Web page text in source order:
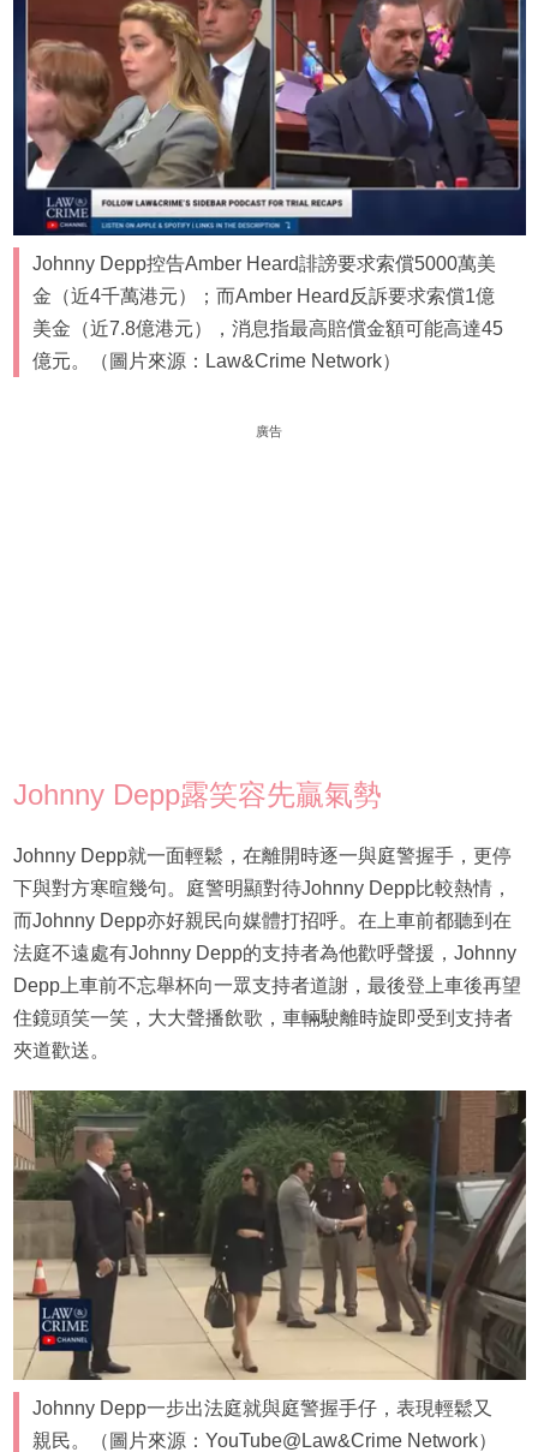
Johnny Depp控告Amber Heard誹謗要求索償5000萬美
金（近4千萬港元）；而Amber Heard反訴要求索償1億
美金（近7.8億港元），消息指最高賠償金額可能高達45
億元。（圖片來源：Law&Crime Network）
廣告
Johnny Depp露笑容先贏氣勢
Johnny Depp就一面輕鬆，在離開時逐一與庭警握手，更停
下與對方寒暄幾句。庭警明顯對待Johnny Depp比較熱情，
而Johnny Depp亦好親民向媒體打招呼。在上車前都聽到在
法庭不遠處有Johnny Depp的支持者為他歡呼聲援，Johnny
Depp上車前不忘舉杯向一眾支持者道謝，最後登上車後再望
住鏡頭笑一笑，大大聲播飲歌，車輛駛離時旋即受到支持者
夾道歡送。
Johnny Depp一步出法庭就與庭警握手仔，表現輕鬆又
親民。（圖片來源：YouTube@Law&Crime Network）